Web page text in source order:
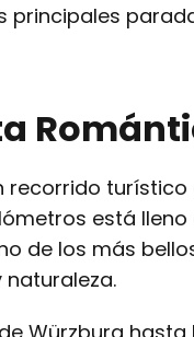
principales
recorrido turístico
está
de los más